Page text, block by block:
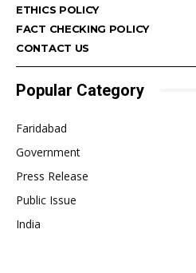
ETHICS POLICY
FACT CHECKING POLICY
CONTACT US
Popular Category
Faridabad
Government
Press Release
Public Issue
India